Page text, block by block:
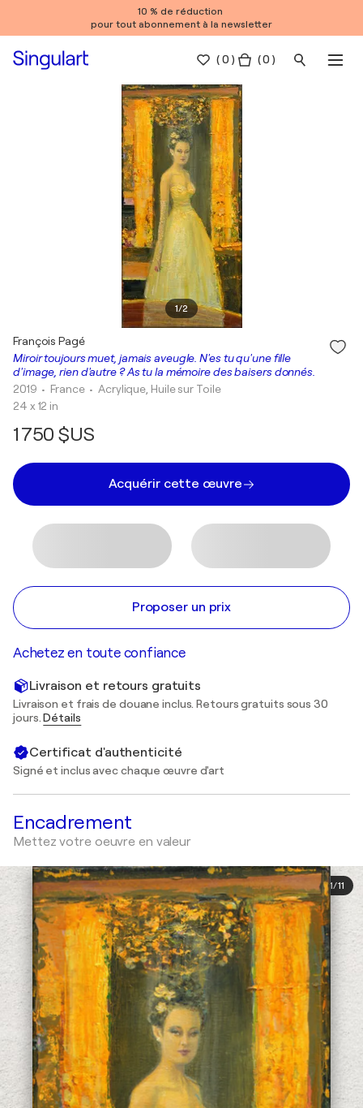
10 % de réduction
pour tout abonnement à la newsletter
(0 ) ( 0 )
1/2
Miroir toujours muet, jamais aveugle. N'es tu qu'une fille
d'image, rien d'autre ? As tu la mémoire des baisers donnés.
François Pagé
2019 • France •Acrylique, Huile sur Toile
24 x 12 in
1 750 $US
Acquérir cette œuvre
Proposer un prix
Achetez en toute confiance
Livraison et retours gratuits
Livraison et frais de douane inclus. Retours gratuits sous 30
jours.Détails
Certificat d'authenticité
Signé et inclus avec chaque œuvre d'art
Encadrement
Mettez votre oeuvre en valeur
1/11